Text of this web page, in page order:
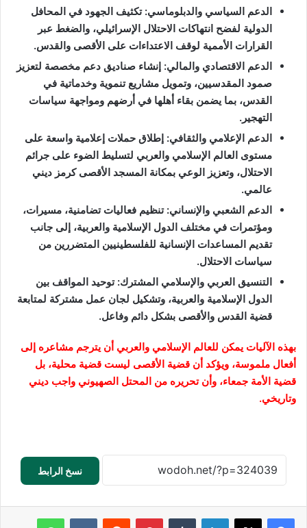
الدعم السياسي والدبلوماسي: تكثيف الجهود في المحافل
الدولية لفضح انتهاكات الاحتلال الإسرائيلي، والضغط عبر
القرارات الأممية لوقف الاعتداءات على الأقصى والقدس.
الدعم الاقتصادي والمالي: إنشاء صناديق دعم مخصصة لتعزيز
صمود المقدسيين، وتمويل مشاريع تنموية وخدماتية في
القدس، بما يضمن بقاء أهلها في أرضهم ومواجهة سياسات
التهجير.
الدعم الإعلامي والثقافي: إطلاق حملات إعلامية واسعة على
مستوى العالم الإسلامي والعربي لتسليط الضوء على جرائم
الاحتلال، وتعزيز الوعي بمكانة المسجد الأقصى كرمز ديني
عالمي.
الدعم الشعبي والإنساني: تنظيم فعاليات تضامنية، مسيرات،
ومؤتمرات في مختلف الدول الإسلامية والعربية، إلى جانب
تقديم المساعدات الإنسانية للفلسطينيين المتضررين من
سياسات الاحتلال.
التنسيق العربي والإسلامي المشترك: توحيد المواقف بين
الدول الإسلامية والعربية، وتشكيل لجان عمل مشتركة لمتابعة
قضية القدس والأقصى بشكل دائم وفاعل.
بهذه الآليات يمكن للعالم الإسلامي والعربي أن يترجم مشاعره إلى
أفعال ملموسة، ويؤكد أن قضية الأقصى ليست قضية محلية، بل
قضية الأمة جمعاء، وأن تحريره من المحتل الصهيوني واجب ديني
وتاريخي.
نسخ الرابط
لينكدإن بينتيريست